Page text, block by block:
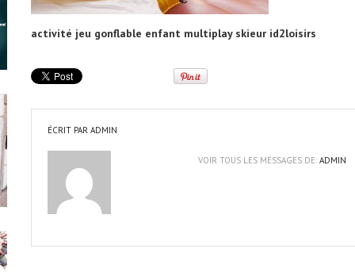
activité jeu gonflable enfant multiplay skieur id2loisirs
ÉCRIT PAR ADMIN
VOIR TOUS LES MESSAGES DE: ADMIN